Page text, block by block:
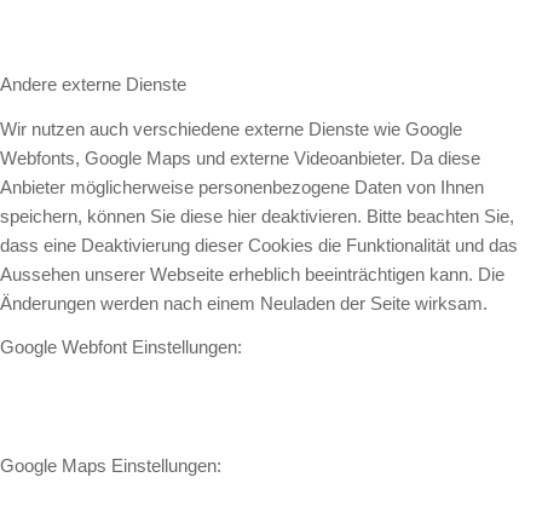
Andere externe Dienste
Wir nutzen auch verschiedene externe Dienste wie Google
Webfonts, Google Maps und externe Videoanbieter. Da diese
Anbieter möglicherweise personenbezogene Daten von Ihnen
speichern, können Sie diese hier deaktivieren. Bitte beachten Sie,
dass eine Deaktivierung dieser Cookies die Funktionalität und das
Aussehen unserer Webseite erheblich beeinträchtigen kann. Die
Änderungen werden nach einem Neuladen der Seite wirksam.
Google Webfont Einstellungen:
Google Maps Einstellungen: